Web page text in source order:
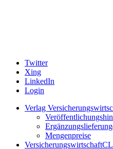
Twitter
Xing
LinkedIn
Login
Verlag
Mengenpreise